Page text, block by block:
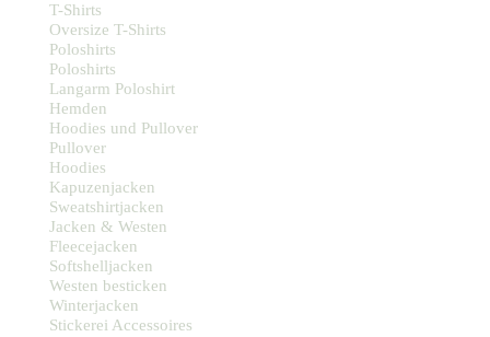
T-Shirts
Oversize T-Shirts
Poloshirts
Poloshirts
Langarm Poloshirt
Hemden
Hoodies und Pullover
Pullover
Hoodies
Kapuzenjacken
Sweatshirtjacken
Jacken & Westen
Fleecejacken
Softshelljacken
Westen besticken
Winterjacken
Stickerei Accessoires